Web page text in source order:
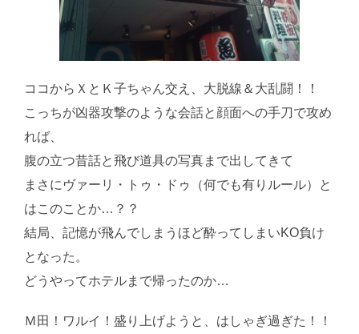
ココからＸとＫ子ちゃん交え、大脱線＆大乱闘！！
こっちが凶器攻撃のような会話と顔面への手刀で攻め
れば、
腹の立つ昔話と飛び道具の写真まで出してきて
まさにヴァーリ・トゥ・ドゥ（何でも有りルール）と
はこのことか…？？
結局、記憶が飛んでしまうほど酔ってしまいKO負け
となった。
どうやってホテルまで帰ったのか…
Ｍ田！ワルイ！盛り上げようと、はしゃぎ過ぎた！！